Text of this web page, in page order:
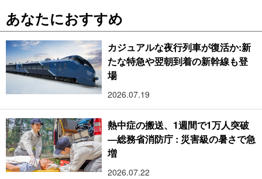
あなたにおすすめ
カジュアルな夜行列車が復活か:新
たな特急や翌朝到着の新幹線も登
場
2026.07.19
熱中症の搬送、1週間で1万人突破
―総務省消防庁 : 災害級の暑さで急
増
2026.07.22